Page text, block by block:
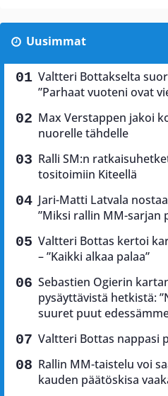
Uusimmat
Valtteri Bottakselta
”Parhaat vuoteni ovat
Max Verstappen jakoi
nuorelle tähdelle
Ralli SM:n
tositoimiin Kiteellä
Jari-Matti Latvala
”Miksi rallin MM-sarjan
Valtteri Bottas kertoi
– ”Kaikki alkaa palaa”
Sebastien Ogierin
pysäyttävistä hetkistä:
suuret puut
Valtteri Bottas nappasi
Rallin MM-taistelu voi
kauden päätöskisa